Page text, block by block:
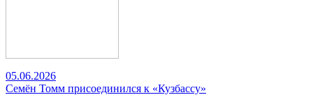
05.06.2026
Семён Томм присоединился к «Кузбассу»